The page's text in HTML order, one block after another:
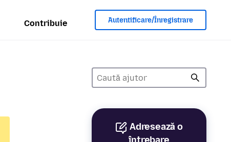
Contribuie Autentificare/Înregistrare
Adresează o